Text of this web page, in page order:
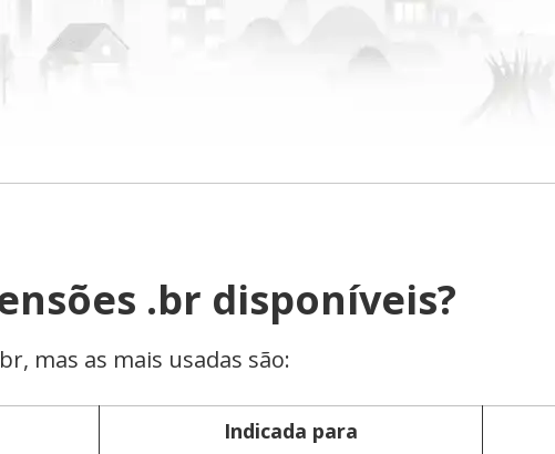
.br disponíveis?
mas as mais usadas são:
Indicada para